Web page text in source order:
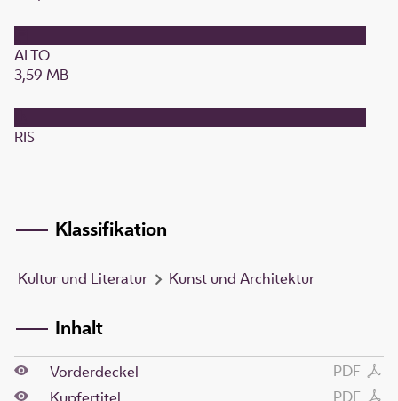
ALTO
3,59 MB
RIS
Klassifikation
Kultur und Literatur Kunst und Architektur
Inhalt
PDF
Vorderdeckel
PDF